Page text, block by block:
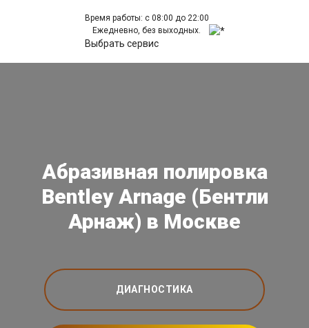
Время работы: с 08:00 до 22:00
Ежедневно, без выходных.
Выбрать сервис
Абразивная полировка
Bentley Arnage (Бентли
Арнаж) в Москве
ДИАГНОСТИКА